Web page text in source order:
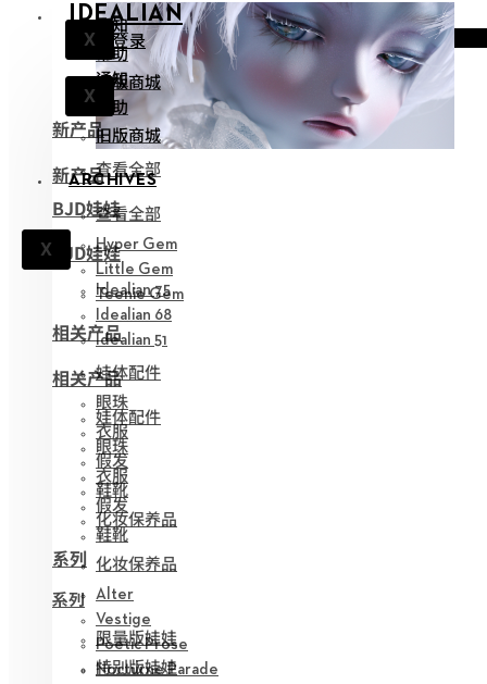
ARCHIVES
X
IDEALIAN
登录
X
通知
帮助
旧版商城
新产品
查看全部
BJD娃娃
Idealian 75
Idealian 68
Idealian 51
相关产品
娃体配件
眼珠
衣服
假发
鞋靴
化妆保养品
系列
限量版娃娃
特别版娃娃
X
通知
帮助
旧版商城
新产品
查看全部
BJD娃娃
Hyper Gem
Little Gem
Teenie Gem
相关产品
娃体配件
眼珠
衣服
假发
鞋靴
化妆保养品
系列
Alter
Vestige
Poetic Prose
Nocturne Parade